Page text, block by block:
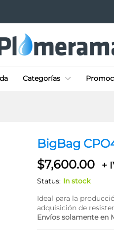
Categorías
BigBag
$7,600.00 +
Status: In stock
Ideal para la
adquisición de
Envíos solamente en